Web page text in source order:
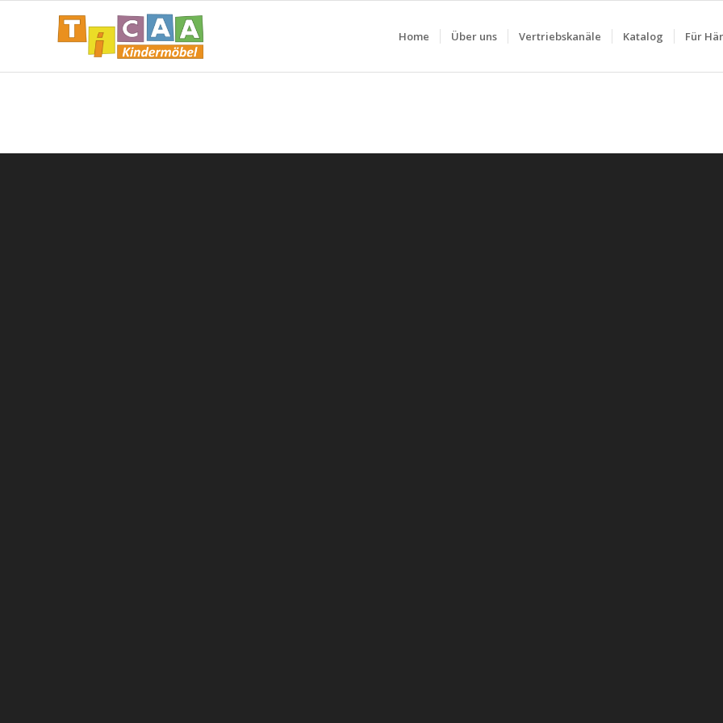
Home Über uns Vertriebskanäle Katalog Für